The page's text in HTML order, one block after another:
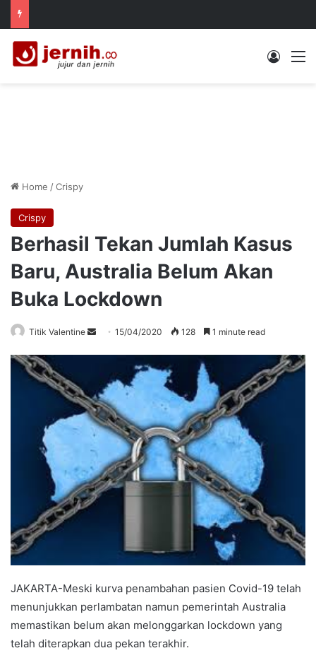
Log In
Home /Crispy
Crispy
Berhasil Tekan Jumlah Kasus
Baru, Australia Belum Akan
Buka Lockdown
Titik Valentine
Send15/04/2020 128 1 minute read
JAKARTA-Meski kurva penambahan pasien Covid-19 telah
menunjukkan perlambatan namun pemerintah Australia
memastikan belum akan melonggarkan lockdown yang
telah diterapkan dua pekan terakhir.